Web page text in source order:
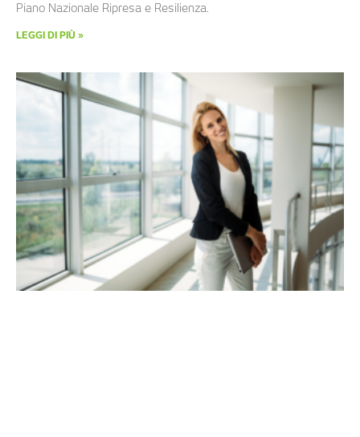
Piano Nazionale Ripresa e Resilienza.
LEGGI DI PIÙ »